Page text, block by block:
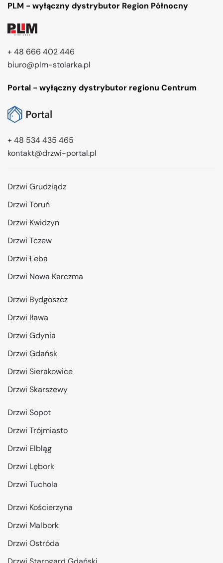
PLM - wyłączny dystrybutor Region Północny
+ 48 666 402 446
biuro@plm-stolarka.pl
Portal - wyłączny dystrybutor regionu Centrum
+ 48 534 435 465
kontakt@drzwi-portal.pl
Drzwi Grudziądz
Drzwi Toruń
Drzwi Kwidzyn
Drzwi Tczew
Drzwi Łeba
Drzwi Nowa Karczma
Drzwi Bydgoszcz
Drzwi Iława
Drzwi Gdynia
Drzwi Gdańsk
Drzwi Sierakowice
Drzwi Skarszewy
Drzwi Sopot
Drzwi Trójmiasto
Drzwi Elbląg
Drzwi Lębork
Drzwi Tuchola
Drzwi Kościerzyna
Drzwi Malbork
Drzwi Ostróda